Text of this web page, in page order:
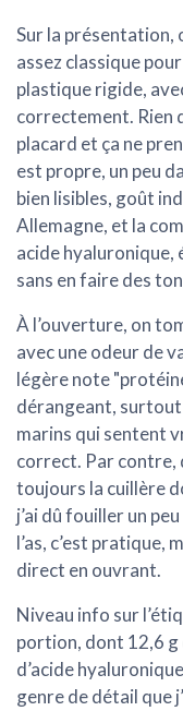
Sur la présentation,
assez classique
plastique rigide,
correctement. Rien
placard et ça ne
est propre, un peu
bien lisibles, goût
Allemagne, et la
acide hyaluronique,
sans en faire des
À l’ouverture, on
avec uneodeur de
légère note
dérangeant,
marins qui sentent
correct. Par contre,
toujours la cuillère
j’ai dû fouiller un
l’as, c’est pratique,
direct en ouvrant.
Niveau info sur
portion, dont 12,6
d’acide
genre de détail que